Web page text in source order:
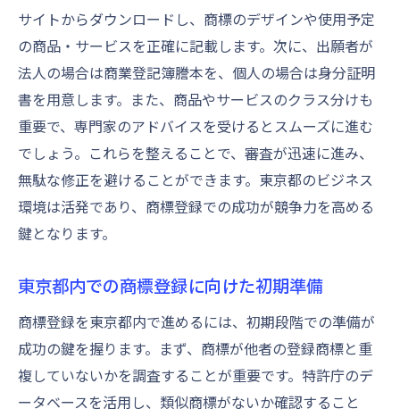
サイトからダウンロードし、商標のデザインや使用予定
の商品・サービスを正確に記載します。次に、出願者が
法人の場合は商業登記簿謄本を、個人の場合は身分証明
書を用意します。また、商品やサービスのクラス分けも
重要で、専門家のアドバイスを受けるとスムーズに進む
でしょう。これらを整えることで、審査が迅速に進み、
無駄な修正を避けることができます。東京都のビジネス
環境は活発であり、商標登録での成功が競争力を高める
鍵となります。
東京都内での商標登録に向けた初期準備
商標登録を東京都内で進めるには、初期段階での準備が
成功の鍵を握ります。まず、商標が他者の登録商標と重
複していないかを調査することが重要です。特許庁のデ
ータベースを活用し、類似商標がないか確認すること